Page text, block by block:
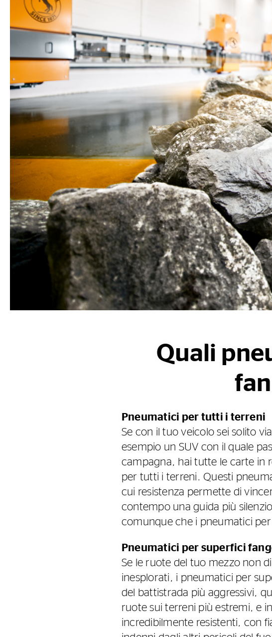
Quali
Pneumatici per tutti i terreni
Se con il tuo veicolo sei solito
esempio un SUV con il quale
campagna, hai tutte le carte in
per tutti i terreni. Questi
cui resistenza permette di
contempo una guida più
comunque che i pneumatici
Pneumatici per superfici
Se le ruote del tuo mezzo non
inesplorati, i pneumatici per
del battistrada più aggressivi,
ruote sui terreni più estremi, e
incredibilmente resistenti, con